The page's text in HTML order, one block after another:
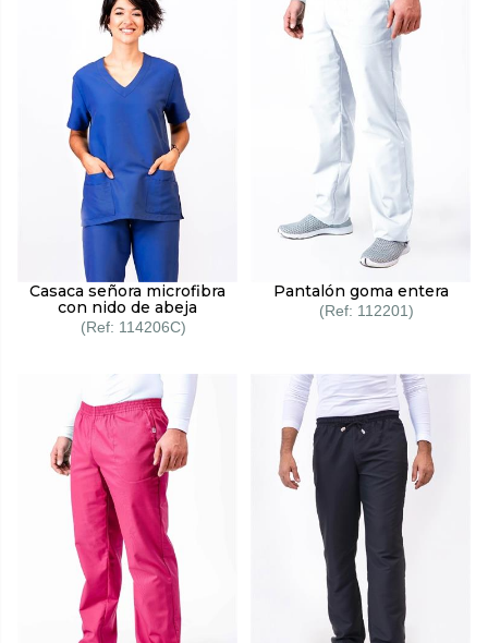
Casaca señora microfibra
con nido de abeja
114206C
Pantalón goma entera
112201